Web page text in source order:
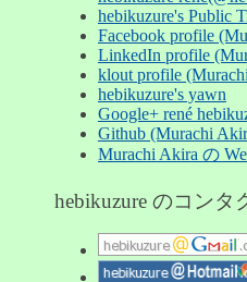
hebikuzure's Public
Facebook profile
LinkedIn profile
klout profile
hebikuzure's yawn
Google+ rené
Github (Murachi
Murachi Akira の
hebikuzure のコンタ